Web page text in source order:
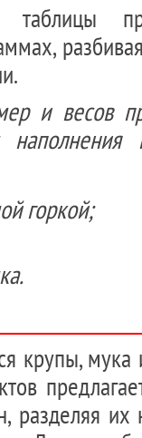
и весов
горкой;
крупы,
разделяя их